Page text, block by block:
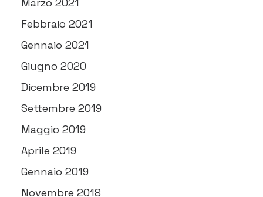
Febbraio 2021
Gennaio 2021
Giugno 2020
Dicembre 2019
Settembre 2019
Maggio 2019
Aprile 2019
Gennaio 2019
Novembre 2018